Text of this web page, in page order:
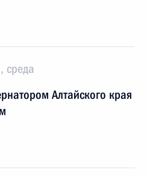
среда
Алтайского края